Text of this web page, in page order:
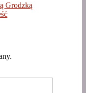
Grodzką